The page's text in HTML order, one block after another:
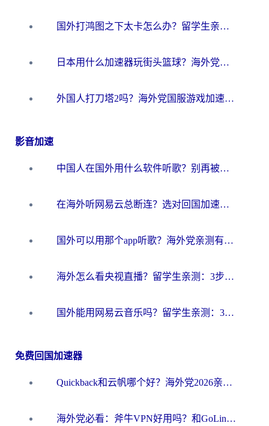
国外打鸿图之下太卡怎么办？留学生亲测有效的国服游戏加速方案
日本用什么加速器玩街头篮球？海外党国服游戏不卡顿的终极攻略
外国人打刀塔2吗？海外党国服游戏加速避坑全攻略
影音加速
中国人在国外用什么软件听歌？别再被地域限制卡脖子，这篇教你轻松解锁国内音乐库
在海外听网易云总断连？选对回国加速器，告别地区限制和卡顿
国外可以用那个app听歌？海外党亲测有效的回国加速方案，轻松听国内音乐听书
海外怎么看央视直播？留学生亲测：3步解决版权限制+追剧自由
国外能用网易云音乐吗？留学生亲测：3步解决海外听歌难题
免费回国加速器
Quickback和云帆哪个好？海外党2026亲测指南：选对加速器大陆工具，无缝刷国内剧玩国服
海外党必看：斧牛VPN好用吗？和GoLinkVPN对比哪个回国效果更好？